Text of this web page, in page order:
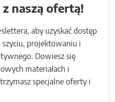
naszą ofertą!
aby uzyskać dostęp
projektowaniu i
Dowiesz się
materiałach i
specjalne oferty i